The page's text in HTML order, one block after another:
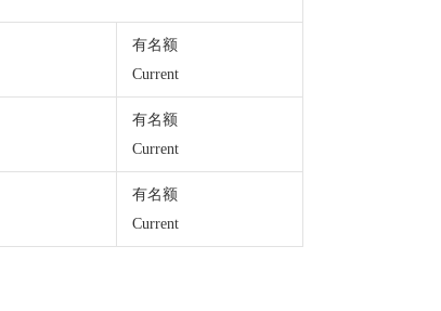
有名额
Current
有名额
Current
有名额
Current